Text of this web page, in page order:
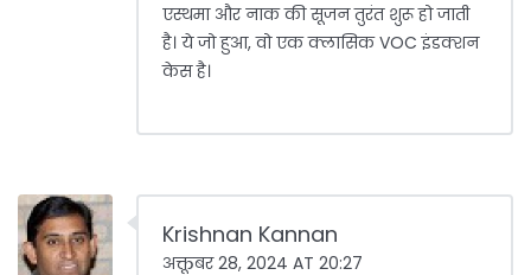
एस्थमा और नाक की सूजन तुरंत शुरू हो जाती
है। ये जो हुआ, वो एक क्लासिक VOC इंडक्शन
केस है।
Krishnan Kannan
अक्तूबर 28, 2024 AT 20:27